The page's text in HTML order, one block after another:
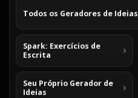
Todos os Geradores de Ideias
Spark: Exercícios de
Escrita
Seu Próprio Gerador de
Ideias